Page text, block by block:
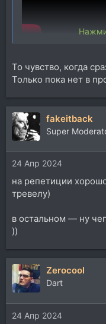
вот это уже тема )....
То чувство, когда
Только пока нет в
fakeitback
Super
24 Апр 2024
на репетиции
тревелу)
в остальном — ну
))
Zerocool
Dart
24 Апр 2024